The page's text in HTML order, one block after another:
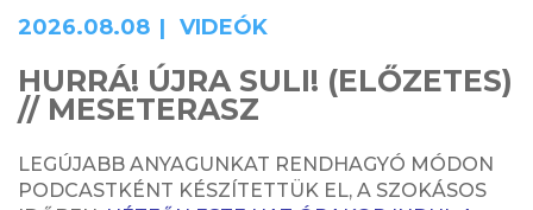
2026.08.08 VIDEÓK
HURRÁ! ÚJRA SULI! (ELŐZETES)
// MESETERASZ
LEGÚJABB ANYAGUNKAT RENDHAGYÓ MÓDON
PODCASTKÉNT KÉSZÍTETTÜK EL, A SZOKÁSOS